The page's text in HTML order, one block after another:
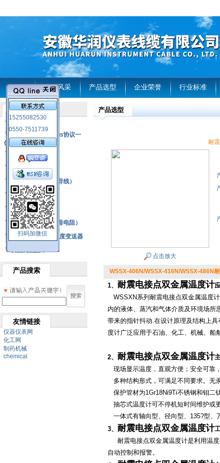
首页 企业风采 产品选型 企业荣誉 行业标准
15255082530
0550-7511739
扫码加微信
产品列表
RS485通讯modbus协议一
体化现场智能仪表
热电偶
压力式温度计
热电偶补偿电缆（导线）
振动传感器
热电阻
铂热电阻元件（云母电阻）
SBW系列一体化温度变送器
双金属温度计
产品搜索
友情链接
仪器仪表网
化工网
制药机械
chemical
产品选型
耐
点击放大
WSSX-406N/WSSX-416N/WSSX-486N
1、 耐震电接点双金属温度计
WSSXN系列 耐震电接点双金属温度计
内的液体、蒸汽和气体介质及环境场所
带来的指针抖动.在设计原理及结构上
度计广泛应用于石油、化工、机械、船
2、 耐震电接点双金属温度计
现场显示温度，直观方便；安全可靠
多种结构形式，可满足不同要求。无
保护管材为1Gr18Ni9Ti不锈钢和钼二
抽芯式温度计可不停机短时间维护或
一体式有轴向型、径向型、 135?型、
3、 耐震电接点双金属温度计
耐震电接点双金属温度计是利用温
自动控制和报警。